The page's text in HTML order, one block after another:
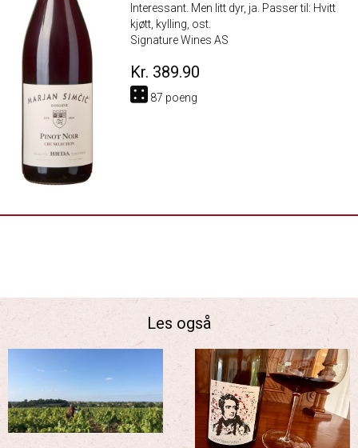
Interessant. Men litt dyr, ja. Passer til: Hvitt
kjøtt, kylling, ost.
Signature Wines AS
Kr. 389.90
87 poeng
Les også